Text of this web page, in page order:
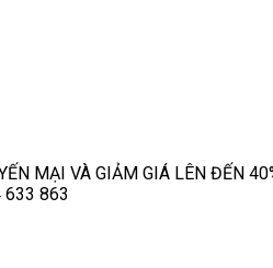
MẠI VÀ GIẢM GIÁ LÊN ĐẾN
633 863